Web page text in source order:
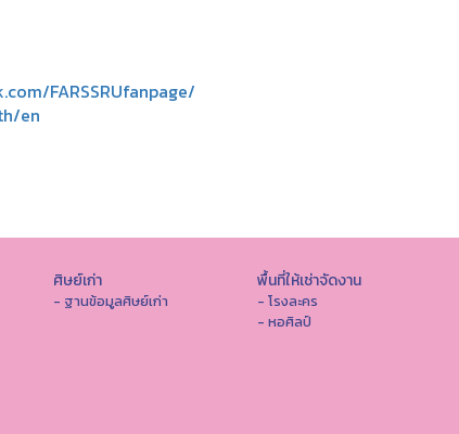
FARSSRUfanpage/
en
ศิษย์เก่า
- ฐานข้อมูลศิษย์เก่า
พื้นที่ให้เช่าจัดงาน
- โรงละคร
- หอศิลป์